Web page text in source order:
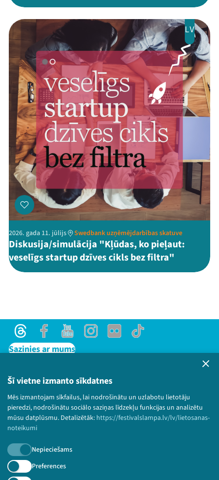
Šī vietne izmanto sīkdatnes
Mēs izmantojam sīkfailus, lai nodrošinātu un uzlabotu lietotāju
pieredzi, nodrošinātu sociālo saziņas līdzekļu funkcijas un analizētu
mūsu datplūsmu. Detalizētāk: https://festivalslampa.lv/lv/lietosanas-
noteikumi
Nepieciešams
Preferences
LV
2026. gada 11. jūlijs Swedbank uzņēmējdarbības skatuve
Diskusija/simulācija "Kļūdas, ko pieļaut:
veselīgs startup dzīves cikls bez filtra"
ThreadsFacebookYoutubeInstagram
Flick TikTok
Sazinies ar mums
Lietošanas noteikumi un sīkdatņu politika
Bērnu aizsardzības politika
© 2026 Sarunu festivāls LAMPA Visas tiesības
paturētas.
Piesakies jaunumiem!